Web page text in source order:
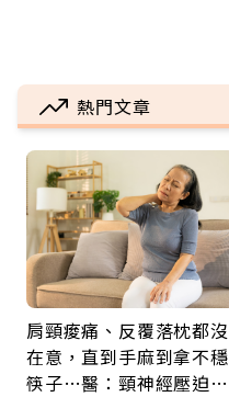
熱門文章
肩頸痠痛、反覆落枕都沒
在意，直到手麻到拿不穩
筷子…醫：頸神經壓迫上